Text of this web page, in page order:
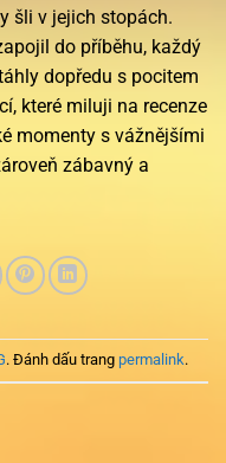
šli v jejich stopách.
do příběhu, každý
dopředu s pocitem
které miluji na recenze
momenty s vážnějšími
zábavný a
. Đánh dấu trang permalink.